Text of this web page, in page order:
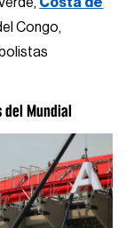
Costa de
Congo,
del Mundial